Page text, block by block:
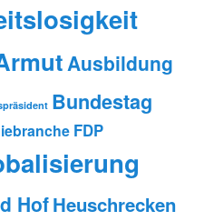
Ausbildung
Bundestag
FDP
HofHeuschrecken